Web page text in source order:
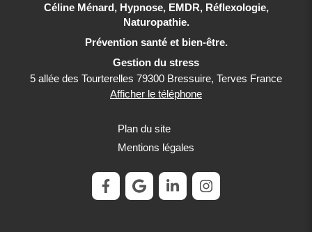
Céline Ménard, Hypnose, EMDR, Réflexologie,
Naturopathie.
Prévention santé et bien-être.
Gestion du stress
5 allée des Tourterelles 79300 Bressuire, Terves France
Afficher le téléphone
Plan du site
Mentions légales